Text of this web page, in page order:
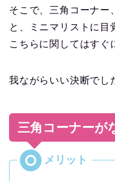
そこで、三角コーナー
と、ミニマリストに目
こちらに関してはすぐ
我ながらいい決断でし
三角コーナーが